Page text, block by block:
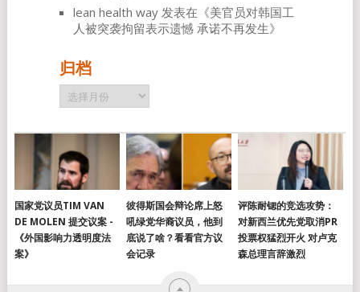
lean health way发表在《美官员对韩国工
人被突袭拘留表示遗憾 承诺不再发生》
归档
归
档
国家党议员TIM VAN
DE MOLEN 提交议案 -
《外国影响力透明度法
案》
彼得斯国会辩论席上怒
吼绿党华裔议员，他到
底说了啥？看看官方议
会记录
评陈耐锶的竞选攻势：
对新西兰优先党取消PR
投票权猛烈开火 对卢克
森总理言辞激烈